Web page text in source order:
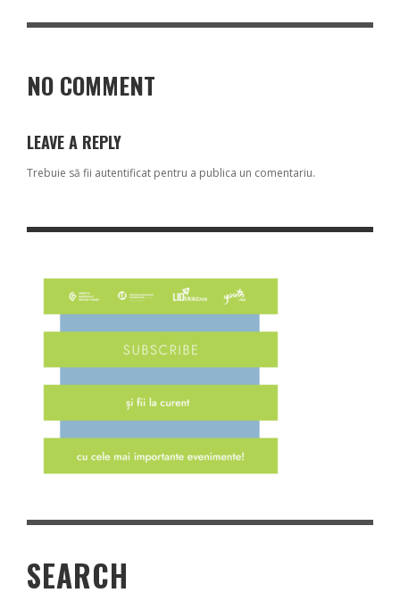
NO COMMENT
LEAVE A REPLY
Trebuie să fii autentificat pentru a publica un comentariu.
SEARCH